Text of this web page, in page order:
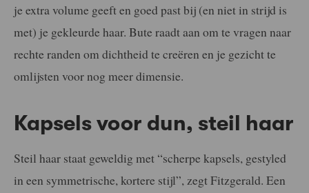
je extra volume geeft en goed past bij (en niet in strijd is
met) je gekleurde haar. Bute raadt aan om te vragen naar
rechte randen om dichtheid te creëren en je gezicht te
omlijsten voor nog meer dimensie.
Kapsels voor dun, steil haar
Steil haar staat geweldig met “scherpe kapsels, gestyled
in een symmetrische, kortere stijl”, zegt Fitzgerald. Een